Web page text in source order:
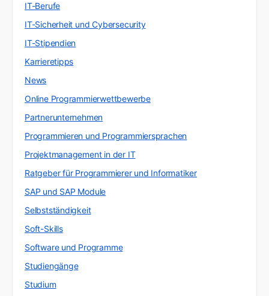
IT-Berufe
IT-Sicherheit und Cybersecurity
IT-Stipendien
Karrieretipps
News
Online Programmierwettbewerbe
Partnerunternehmen
Programmieren und Programmiersprachen
Projektmanagement in der IT
Ratgeber für Programmierer und Informatiker
SAP und SAP Module
Selbstständigkeit
Soft-Skills
Software und Programme
Studiengänge
Studium